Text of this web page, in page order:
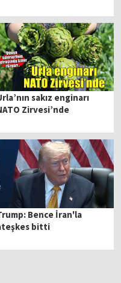
sakız enginarı
Zirvesi’nde
Bence İran'la
bitti